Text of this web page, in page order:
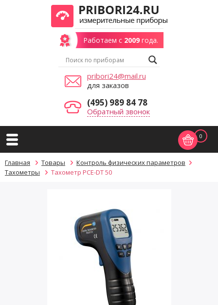
Работаем с 2009года.
pribori24@mail.ru
для заказов
(495) 989 84 78
Обратный звонок
0
Главная Товары
Контроль физических параметров
Тахометры
Тахометр PCE-DT 50